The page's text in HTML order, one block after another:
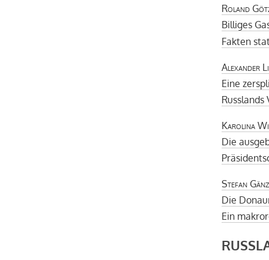
Roland
Billiges
Fakten
Alexander
Eine
Karolina
Die
Stefan
Die
Ein